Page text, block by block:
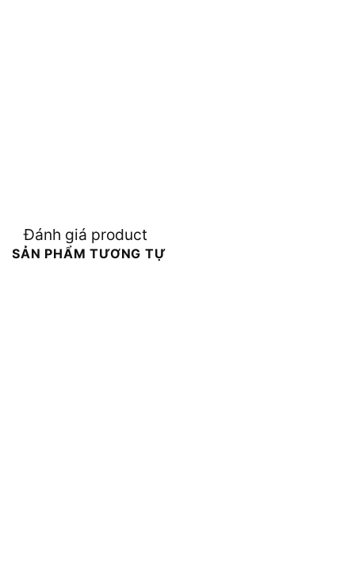
Đánh giá product
SẢN PHẨM TƯƠNG TỰ